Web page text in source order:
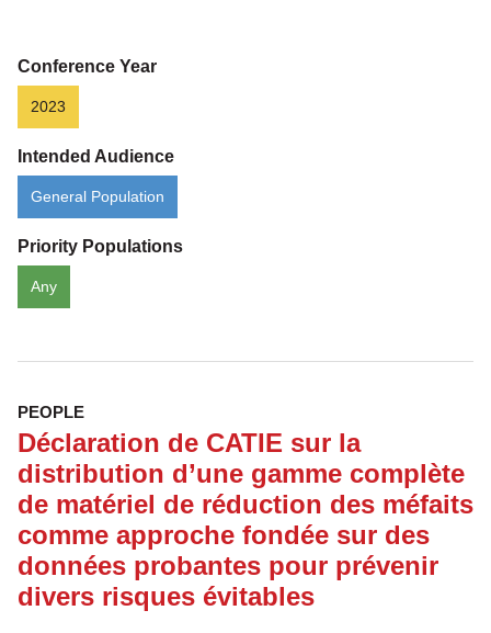
Conference Year
2023
Intended Audience
General Population
Priority Populations
Any
PEOPLE
Déclaration de CATIE sur la
distribution d’une gamme complète
de matériel de réduction des méfaits
comme approche fondée sur des
données probantes pour prévenir
divers risques évitables